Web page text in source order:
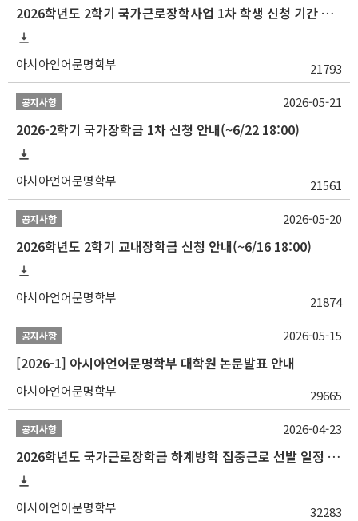
2026학년도 2학기 국가근로장학사업 1차 학생 신청 기간 안내
아시아언어문명학부 21793
공지사항
2026-2학기 국가장학금 1차 신청 안내(~6/22 18:00)
아시아언어문명학부 21561
2026-05-21
공지사항
2026학년도 2학기 교내장학금 신청 안내(~6/16 18:00)
아시아언어문명학부 21874
2026-05-20
공지사항
[2026-1] 아시아언어문명학부 대학원 논문발표 안내
아시아언어문명학부 29665
2026-05-15
공지사항
2026학년도 국가근로장학금 하계방학 집중근로 선발 일정 안내
아시아언어문명학부 32283
2026-04-23